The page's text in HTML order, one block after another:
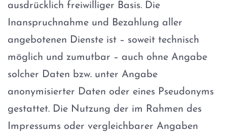
ausdrücklich freiwilliger Basis. Die
Inanspruchnahme und Bezahlung aller
angebotenen Dienste ist – soweit technisch
möglich und zumutbar – auch ohne Angabe
solcher Daten bzw. unter Angabe
anonymisierter Daten oder eines Pseudonyms
gestattet. Die Nutzung der im Rahmen des
Impressums oder vergleichbarer Angaben